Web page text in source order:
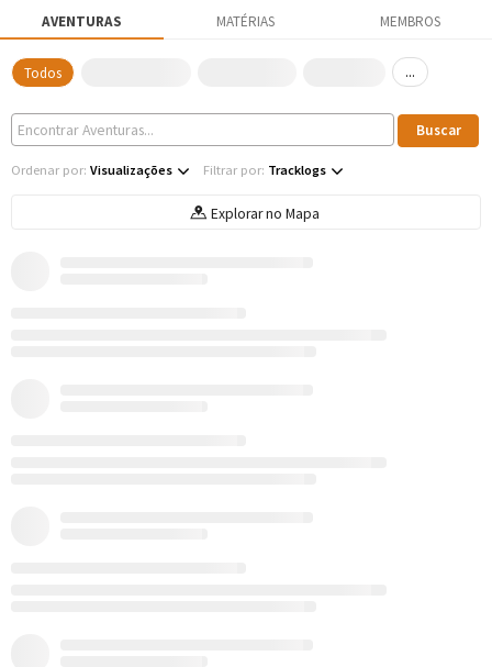
AVENTURAS MATÉRIAS MEMBROS
Todos ...
Ordenar por: Visualizações Filtrar por: Tracklogs
Explorar no Mapa